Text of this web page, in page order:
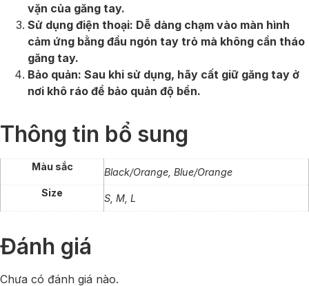
vặn của găng tay.
Sử dụng điện thoại: Dễ dàng chạm vào màn hình
cảm ứng bằng đầu ngón tay trỏ mà không cần tháo
găng tay.
Bảo quản: Sau khi sử dụng, hãy cất giữ găng tay ở
nơi khô ráo để bảo quản độ bền.
Thông tin bổ sung
Màu sắc
Black/Orange, Blue/Orange
Size
S, M, L
Đánh giá
Chưa có đánh giá nào.